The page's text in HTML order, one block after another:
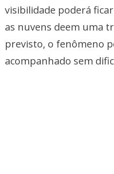
visibilidade poderá
as nuvens deem uma
previsto, o fenômeno
acompanhado sem